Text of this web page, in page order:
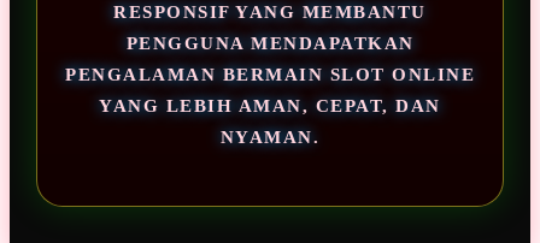
RESPONSIF YANG MEMBANTU
PENGGUNA MENDAPATKAN
PENGALAMAN BERMAIN SLOT ONLINE
YANG LEBIH AMAN, CEPAT, DAN
NYAMAN.